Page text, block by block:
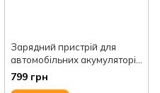
Зарядний пристрій для
автомобільних акумуляторів
Pulse Repair Battery Charger
12 V, 6 A, 4-100 Ah
799 грн